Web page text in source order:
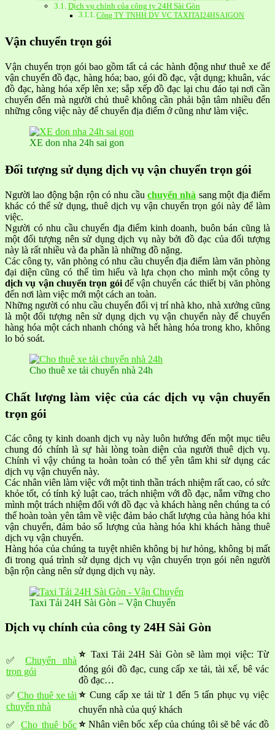
Dịch vụ chính của công ty 24H Sài Gòn
Công TY TNHH DV VC TAXITAI24HSAIGON
Vận chuyển trọn gói
Vận chuyển trọn gói bao gồm tất cả các hành động như thuê xe để
vận chuyển đồ đạc, hàng hóa; bao, gói đồ đạc, vật dụng; khuân, vác
đồ đạc, hàng hóa xếp lên xe; sắp xếp đồ đạc lại chu đáo tại nơi cần
chuyển đến mà người chủ thuê không cần phải bận tâm nhiều đến
những công việc này để chuyển địa điểm ở cũng như làm việc.
XE don nha 24h sai gon
Đối tượng sử dụng dịch vụ vận chuyển trọn gói
Người lao động bận rộn có nhu cầuchuyển nhà sang một địa điểm
khác có thể sử dụng, thuê dịch vụ vận chuyển trọn gói này để làm
việc.
Người có nhu cầu chuyển địa điểm kinh doanh, buôn bán cũng là
một đối tượng nên sử dụng dịch vụ này bởi đồ đạc của đối tượng
này là rất nhiều và đa phần là những đồ nặng.
Các công ty, văn phòng có nhu cầu chuyển địa điểm làm văn phòng
đại diện cũng có thể tìm hiểu và lựa chọn cho mình một công ty
dịch vụ vận chuyển trọn góiđể vận chuyển các thiết bị văn phòng
đến nơi làm việc mới một cách an toàn.
Những người có nhu cầu chuyển đổi vị trí nhà kho, nhà xưởng cũng
là một đối tượng nên sử dụng dịch vụ vận chuyển này để chuyển
hàng hóa một cách nhanh chóng và hết hàng hóa trong kho, không
lo bỏ soát.
Cho thuê xe tải chuyển nhà 24h
Chất lượng làm việc của các dịch vụ vận chuyển
trọn gói
Các công ty kinh doanh dịch vụ này luôn hướng đến một mục tiêu
chung đó chính là sự hài lòng toàn diện của người thuê dịch vụ.
Chính vì vậy chúng ta hoàn toàn có thể yên tâm khi sử dụng các
dịch vụ vận chuyển này.
Các nhân viên làm việc với một tinh thần trách nhiệm rất cao, có sức
khỏe tốt, có tính kỷ luật cao, trách nhiệm với đồ đạc, nắm vững cho
mình một trách nhiệm đối với đồ đạc và khách hàng nên chúng ta có
thể hoàn toàn yên tâm về việc đảm bảo chất lượng của hàng hóa khi
vận chuyển, đảm bảo số lượng của hàng hóa khi khách hàng thuê
dịch vụ vận chuyển.
Hàng hóa của chúng ta tuyệt nhiên không bị hư hỏng, không bị mất
đi trong quá trình sử dụng dịch vụ vận chuyển trọn gói nên người
bận rộn càng nên sử dụng dịch vụ này.
Taxi Tải 24H Sài Gòn – Vận Chuyển
Dịch vụ chính của công ty 24H Sài Gòn
✅Chuyển nhà
trọn gói
⭐ Taxi Tải 24H Sài Gòn sẽ làm mọi việc: Từ
đóng gói đồ đạc, cung cấp xe tải, tài xế, bê vác
đồ đạc…
✅Cho thuê xe tải
chuyển nhà
⭐Cung cấp xe tải từ 1 đến 5 tấn phục vụ việc
chuyển nhà của quý khách
✅ Cho thuê bốc⭐ Nhân viên bốc xếp của chúng tôi sẽ bê vác đồ